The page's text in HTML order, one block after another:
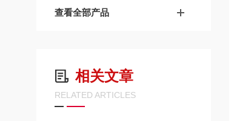
查看全部产品
相关文章
RELATED ARTICLES